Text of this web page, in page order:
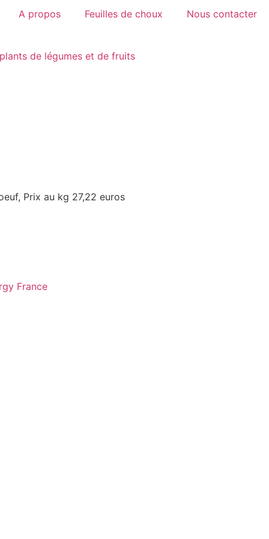
A propos Feuilles de choux Nous contacter
de légumes et de fruits
Prix au kg 27,22 euros
France